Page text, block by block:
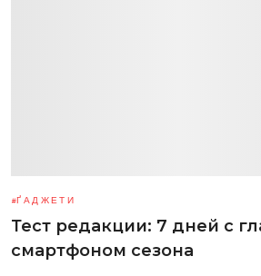
ҐАДЖЕТИ
Тест редакции: 7 дней с
смартфоном сезона